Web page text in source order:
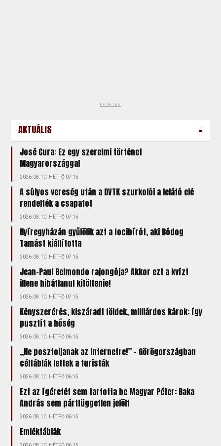
hirdetés
AKTUÁLIS -
José Cura: Ez egy szerelmi történet
Magyarországgal
2026.08.10. HÉTFŐ 07:15
A súlyos vereség után a DVTK szurkolói a lelátó elé
rendelték a csapatot
2026.08.10. HÉTFŐ 07:15
Nyíregyházán gyűlölik azt a focibírót, aki Bódog
Tamást kiállította
2026.08.10. HÉTFŐ 07:15
Jean-Paul Belmondo rajongója? Akkor ezt a kvízt
illene hibátlanul kitöltenie!
2026.08.10. HÉTFŐ 07:15
Kényszerérés, kiszáradt földek, milliárdos károk: így
pusztít a hőség
2026.08.10. HÉTFŐ 06:15
„Ne posztoljanak az internetre!” – Görögországban
céltáblák lettek a turisták
2026.08.10. HÉTFŐ 06:15
Ezt az ígéretét sem tartotta be Magyar Péter: Baka
András sem pártfüggetlen jelölt
2026.08.10. HÉTFŐ 06:15
Emléktáblák